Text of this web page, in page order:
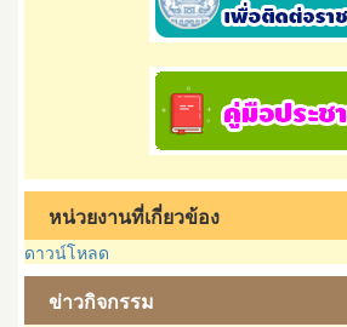
หน่วยงานที่เกี่ยวข้อง
ดาวน์โหลด
ข่าวกิจกรรม